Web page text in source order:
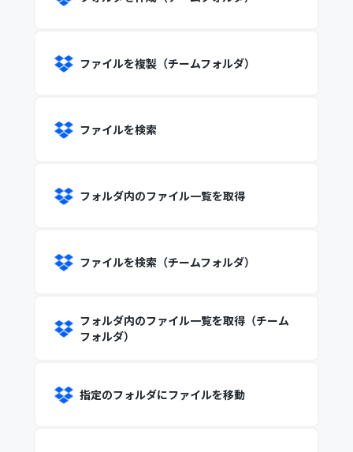
ファイルを複製（チームフォルダ）
ファイルを検索
フォルダ内のファイル一覧を取得
ファイルを検索（チームフォルダ）
フォルダ内のファイル一覧を取得（チーム
フォルダ）
指定のフォルダにファイルを移動